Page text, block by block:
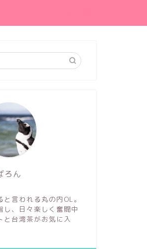
ろん
言われる丸の内OL。
し、日々楽しく奮闘中
と台湾茶がお気に入